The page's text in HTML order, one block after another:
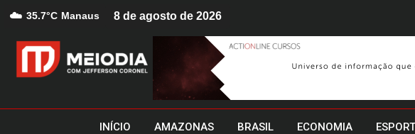
☁️ 35.7°C Manaus 8 de agosto de 2026
INÍCIO AMAZONAS BRASIL ECONOMIA